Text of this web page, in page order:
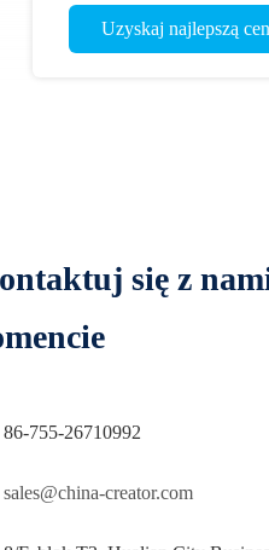
RS-232 CRT-591-M
Uzyskaj najlepszą
się z
86-755-26710992
sales@china-creator.com